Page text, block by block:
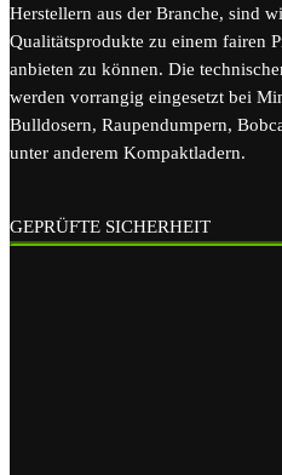
Herstellern aus der Branche, sind
Qualitätsprodukte zu einem fairen
anbieten zu können. Die
werden vorrangig eingesetzt bei
Bulldosern, Raupendumpern,
unter anderem Kompaktladern.
GEPRÜFTE SICHERHEIT